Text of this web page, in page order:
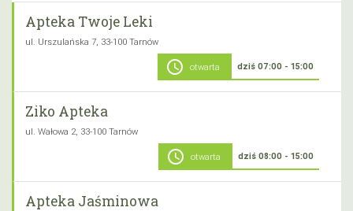
Apteka Twoje Leki
ul. Urszulańska 7, 33-100 Tarnów
schedule otwarta dziś 07:00 - 15:00
Ziko Apteka
ul. Wałowa 2, 33-100 Tarnów
schedule otwarta dziś 08:00 - 15:00
Apteka Jaśminowa